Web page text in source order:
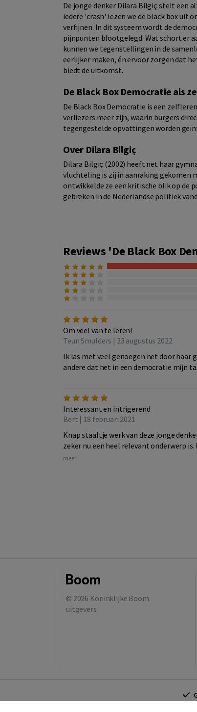
De jonge denker Dilara Bilgiç stelt een
iedere 'crash' lezen we de black box uit
verfijnen. In dit systeem wordt de
pijnpunten blootgelegd. Wat schort er
kunnen we tegenstellingen in de
eerlijker maken, én ervoor zorgen dat
biedt de uitkomst.
De Black Box Democratie als
De Black Box Democratie is een
verliezers meer zijn, waarin burgers
tegengestelde opvattingen worden
Over Dilara Bilgiç
Dilara Bilgiç (2002) heeft net haar
vluchteling is zij in aanraking gekomen
ontwikkelde ze een kritische blik op de
gebreken in de Nederlandse politiek
Reviews 'De Black Box
Om veel van te leren!
Teun Smulders | 23 augustus 2022
Ik las met veel genoegen het door haar
andere dat het in een democratie mijn
Interessant en intrigerend
Bert | 18 februari 2021
Knap staaltje werk van deze jonge
zeker nu een heel relevant onderwerp
meer
© 2026 Koninklijke Boom
uitgevers